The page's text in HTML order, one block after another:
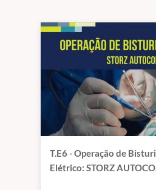
T.E6 - Operação de Bisturi
Elétrico: STORZ AUTOCON